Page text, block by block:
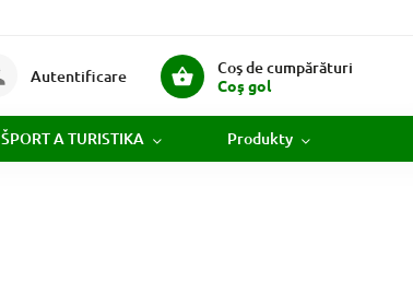
Coş de cumpărături
Coş gol
Autentificare
ŠPORT A TURISTIKA Produkty